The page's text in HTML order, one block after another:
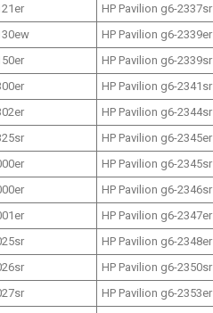
HP Pavilion g6-2337sr
HP Pavilion g6-2339er
HP Pavilion g6-2339sr
HP Pavilion g6-2341sr
HP Pavilion g6-2344sr
HP Pavilion g6-2345er
HP Pavilion g6-2345sr
HP Pavilion g6-2346sr
HP Pavilion g6-2347er
HP Pavilion g6-2348er
HP Pavilion g6-2350sr
HP Pavilion g6-2353er